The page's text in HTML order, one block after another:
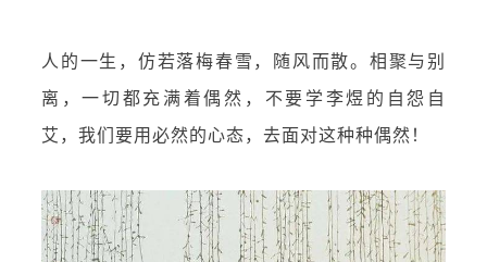
人的一生，仿若落梅春雪，随风而散。相聚与别
离，一切都充满着偶然，不要学李煜的自怨自
艾，我们要用必然的心态，去面对这种种偶然！